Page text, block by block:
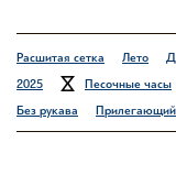
Расшитая сетка Лето
2025
Песочные часы
Без рукава
Прилегающий